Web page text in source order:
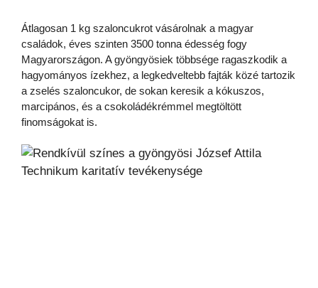
Átlagosan 1 kg szaloncukrot vásárolnak a magyar
családok, éves szinten 3500 tonna édesség fogy
Magyarországon. A gyöngyösiek többsége ragaszkodik a
hagyományos ízekhez, a legkedveltebb fajták közé tartozik
a zselés szaloncukor, de sokan keresik a kókuszos,
marcipános, és a csokoládékrémmel megtöltött
finomságokat is.